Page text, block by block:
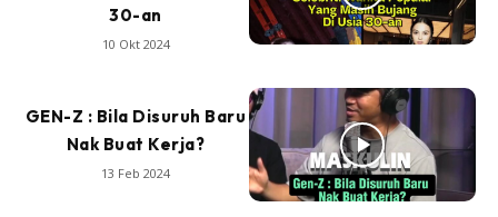
30-an
10 Okt 2024
GEN-Z : Bila Disuruh Baru
Nak Buat Kerja?
13 Feb 2024